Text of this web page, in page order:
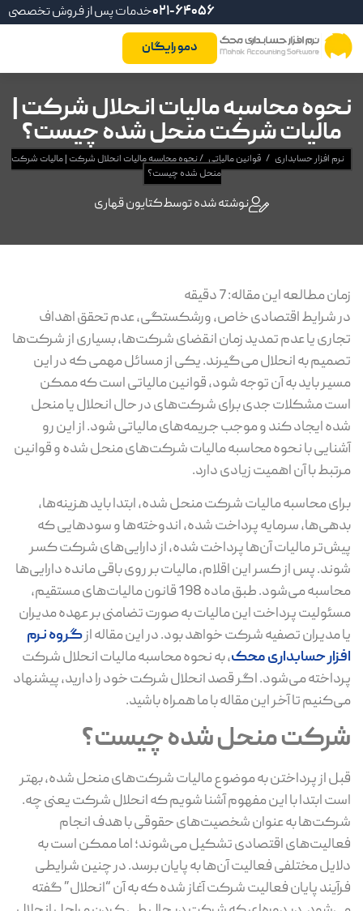
خدمات پس از فروش تخصصی021-64056
دمو رایگان
نحوه محاسبه مالیات انحلال شرکت |
مالیات شرکت منحل شده چیست؟
نرم افزار حسابداری / قوانین مالیاتی /نحوه محاسبه مالیات انحلال شرکت | مالیات شرکت
منحل شده چیست؟
نوشته شده توسطکتایون قهاری
زمان مطالعه این مقاله:7دقیقه
در شرایط اقتصادی خاص، ورشکستگی، عدم تحقق اهداف
تجاری یا عدم تمدید زمان انقضای شرکت‌ها، بسیاری از شرکت‌ها
تصمیم به انحلال می‌گیرند. یکی از مسائل مهمی که در این
مسیر باید به آن توجه شود، قوانین مالیاتی است که ممکن
است مشکلات جدی برای شرکت‌های در حال انحلال یا منحل
شده ایجاد کند و موجب جریمه‌های مالیاتی شود. از این رو
آشنایی با نحوه محاسبه مالیات شرکت‌های منحل‌ شده و قوانین
مرتبط با آن اهمیت زیادی دارد.
برای محاسبه مالیات شرکت منحل شده، ابتدا باید هزینه‌ها،
بدهی‌ها، سرمایه پرداخت ‌شده، اندوخته‌ها و سودهایی که
پیش‌تر مالیات آن‌ها پرداخت شده، از دارایی‌های شرکت کسر
شوند. پس از کسر این اقلام، مالیات بر روی باقی ‌مانده دارایی‌ها
محاسبه می‌شود. طبق ماده 198 قانون مالیات‌های مستقیم،
مسئولیت پرداخت این مالیات به ‌صورت تضامنی بر عهده مدیران
یا مدیران تصفیه شرکت خواهد بود. در این مقاله ازگروه نرم
افزار حسابداری محک، به نحوه محاسبه مالیات انحلال شرکت
پرداخته می‌شود. اگر قصد انحلال شرکت خود را دارید، پیشنهاد
می‌کنیم تا آخر این مقاله با ما همراه باشید.
شرکت منحل شده چیست؟
قبل از پرداختن به موضوع مالیات شرکت‌های منحل ‌شده، بهتر
است ابتدا با این مفهوم آشنا شویم که انحلال شرکت یعنی چه.
شرکت‌ها به ‌عنوان شخصیت‌های حقوقی با هدف انجام
فعالیت‌های اقتصادی تشکیل می‌شوند؛ اما ممکن است به
دلایل مختلفی فعالیت آن‌ها به پایان برسد. در چنین شرایطی
فرآیند پایان فعالیت شرکت آغاز شده که به آن “انحلال” گفته